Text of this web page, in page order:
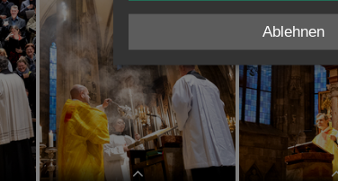
Sendungsfeier ReligionslehrerInnen Sendungsfeier
Ablehnen